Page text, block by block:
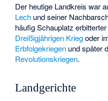
Der heutige Landkreis war
Lech und seiner
häufig Schauplatz
Dreißigjährigen Kriegoder
Erbfolgekriegen und später
Revolutionskriegen.
Landgerichte